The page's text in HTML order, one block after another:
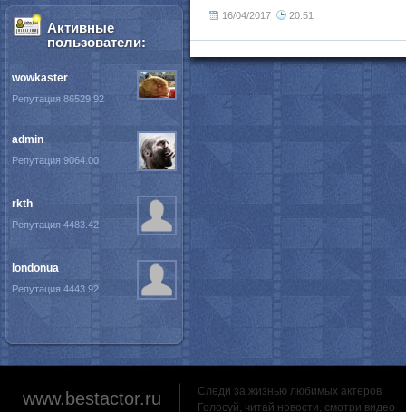
16/04/2017 20:51
Активные
пользователи:
wowkaster
Репутация 86529.92
admin
Репутация 9064.00
rkth
Репутация 4483.42
londonua
Репутация 4443.92
www.bestactor.ru
Следи за жизнью любимых актеров
Голосуй, читай новости, смотри видео